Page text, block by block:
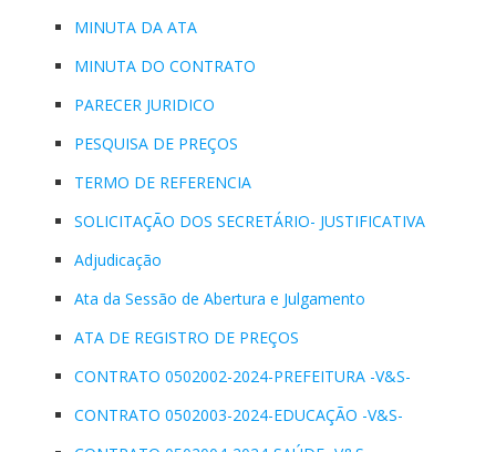
MINUTA DA ATA
MINUTA DO CONTRATO
PARECER JURIDICO
PESQUISA DE PREÇOS
TERMO DE REFERENCIA
SOLICITAÇÃO DOS SECRETÁRIO- JUSTIFICATIVA
Adjudicação
Ata da Sessão de Abertura e Julgamento
ATA DE REGISTRO DE PREÇOS
CONTRATO 0502002-2024-PREFEITURA -V&S-
CONTRATO 0502003-2024-EDUCAÇÃO -V&S-